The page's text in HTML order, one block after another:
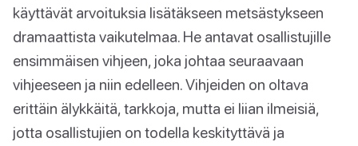
käyttävät arvoituksia lisätäkseen metsästykseen
dramaattista vaikutelmaa. He antavat osallistujille
ensimmäisen vihjeen, joka johtaa seuraavaan
vihjeeseen ja niin edelleen. Vihjeiden on oltava
erittäin älykkäitä, tarkkoja, mutta ei liian ilmeisiä,
jotta osallistujien on todella keskityttävä ja